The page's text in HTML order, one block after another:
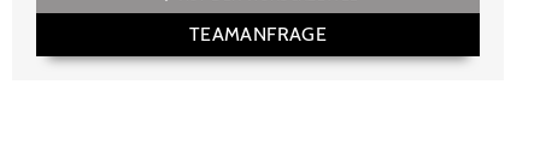
TEAMANFRAGE